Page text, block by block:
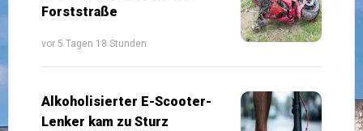
Forststraße
vor 5 Tagen 18 Stunden
Alkoholisierter E-Scooter-
Lenker kam zu Sturz